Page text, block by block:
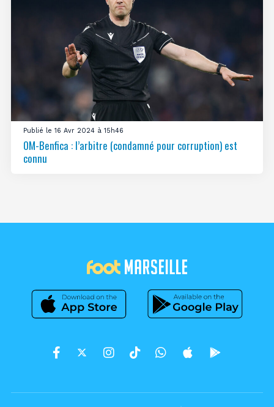
Publié le 16 Avr 2024 à 15h46
OM-Benfica : l’arbitre (condamné pour corruption) est
connu